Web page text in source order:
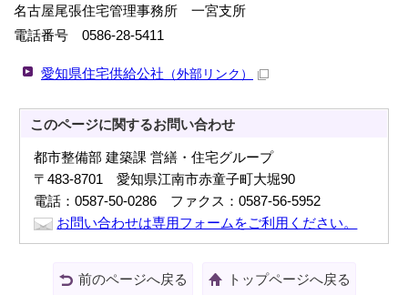
名古屋尾張住宅管理事務所 一宮支所
電話番号 0586-28-5411
愛知県住宅供給公社 （外部リンク）
このページに関するお問い合わせ
都市整備部 建築課 営繕・住宅グループ
〒483-8701 愛知県江南市赤童子町大堀90
電話：0587-50-0286 ファクス：0587-56-5952
お問い合わせは専用フォームをご利用ください。
前のページへ戻る トップページへ戻る